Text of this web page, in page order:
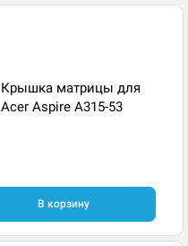
Крышка матрицы для
Acer Aspire A315-53
В корзину